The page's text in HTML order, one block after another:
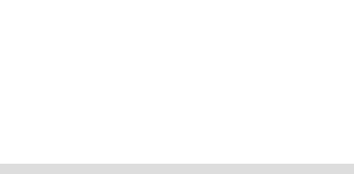
Pin: 6-cell, 83 Wh Li-ion